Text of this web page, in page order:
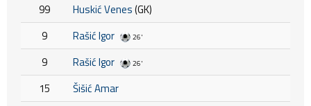
99
Huskić Venes(GK)
9
Rašić Igor 26'
9 Rašić Igor 26'
15
Šišić Amar